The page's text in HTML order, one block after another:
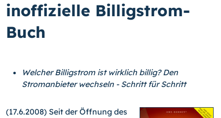
inoffizielle Billigstrom-
Buch
Welcher Billigstrom ist wirklich billig? Den
Stromanbieter wechseln - Schritt für Schritt
(17.6.2008) Seit der Öffnung des